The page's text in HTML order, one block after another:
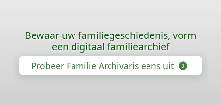
Bewaar uw familiegeschiedenis, vorm
een digitaal familiearchief
Probeer Familie Archivaris eens uit